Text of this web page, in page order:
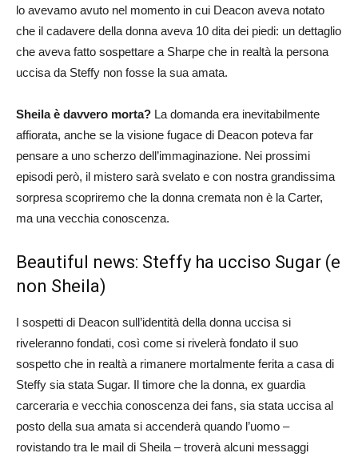
lo avevamo avuto nel momento in cui Deacon aveva notato
che il cadavere della donna aveva 10 dita dei piedi: un dettaglio
che aveva fatto sospettare a Sharpe che in realtà la persona
uccisa da Steffy non fosse la sua amata.
Sheila è davvero morta? La domanda era inevitabilmente
affiorata, anche se la visione fugace di Deacon poteva far
pensare a uno scherzo dell’immaginazione. Nei prossimi
episodi però, il mistero sarà svelato e con nostra grandissima
sorpresa scopriremo che la donna cremata non è la Carter,
ma una vecchia conoscenza.
Beautiful news: Steffy ha ucciso Sugar (e
non Sheila)
I sospetti di Deacon sull’identità della donna uccisa si
riveleranno fondati, così come si rivelerà fondato il suo
sospetto che in realtà a rimanere mortalmente ferita a casa di
Steffy sia stata Sugar. Il timore che la donna, ex guardia
carceraria e vecchia conoscenza dei fans, sia stata uccisa al
posto della sua amata si accenderà quando l’uomo –
rovistando tra le mail di Sheila – troverà alcuni messaggi